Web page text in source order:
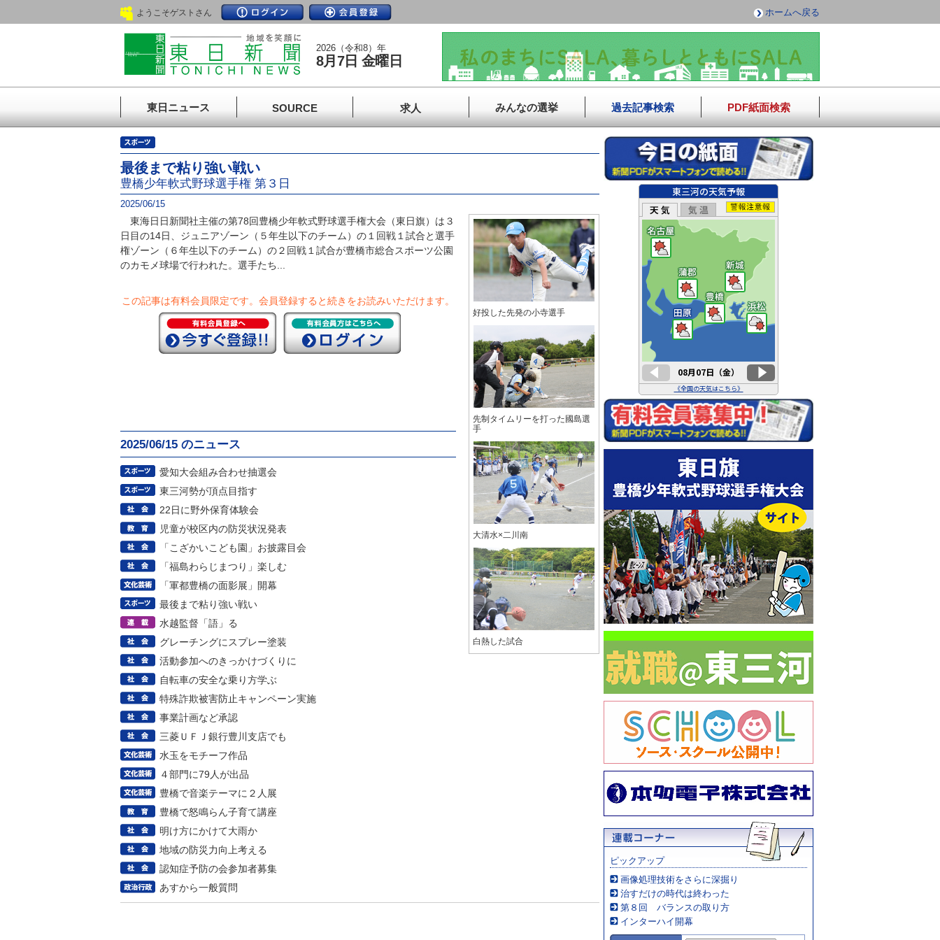
ようこそゲストさん ホームへ戻る
2026（令和8）年
8月7日 金曜日
東日ニュース SOURCE 求人 みんなの選挙 過去記事検索 PDF紙面検索
最後まで粘り強い戦い
豊橋少年軟式野球選手権 第３日
2025/06/15
東海日日新聞社主催の第78回豊橋少年軟式野球選手権大会（東日旗）は３
日目の14日、ジュニアゾーン（５年生以下のチーム）の１回戦１試合と選手
権ゾーン（６年生以下のチーム）の２回戦１試合が豊橋市総合スポーツ公園
のカモメ球場で行われた。選手たち...
この記事は有料会員限定です。 会員登録すると続きをお読みいただけます。
2025/06/15 のニュース
愛知大会組み合わせ抽選会
東三河勢が頂点目指す
22日に野外保育体験会
児童が校区内の防災状況発表
「こざかいこども園」お披露目会
「福島わらじまつり」楽しむ
「軍都豊橋の面影展」開幕
最後まで粘り強い戦い
水越監督「語」る
グレーチングにスプレー塗装
活動参加へのきっかけづくりに
自転車の安全な乗り方学ぶ
特殊詐欺被害防止キャンペーン実施
事業計画など承認
三菱ＵＦＪ銀行豊川支店でも
水玉をモチーフ作品
４部門に79人が出品
豊橋で音楽テーマに２人展
豊橋で怒鳴らん子育て講座
明け方にかけて大雨か
地域の防災力向上考える
認知症予防の会参加者募集
あすから一般質問
好投した先発の小寺選手
先制タイムリーを打った國島選
手
大清水×二川南
白熱した試合
ピックアップ
画像処理技術をさらに深掘り
治すだけの時代は終わった
第８回 バランスの取り方
インターハイ開幕